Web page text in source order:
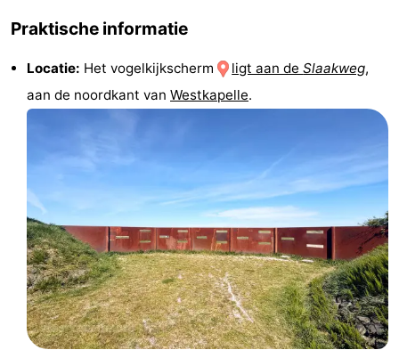
Zoutelande
Actief
Praktisch
Forum
Parkeren
Reisboekenwinkel
Nieuws
Medische
adressen
Regio
Praktische informatie
Locatie: Het vogelkijkscherm ligt aan deSlaakweg,
aan de noordkant van Westkapelle.